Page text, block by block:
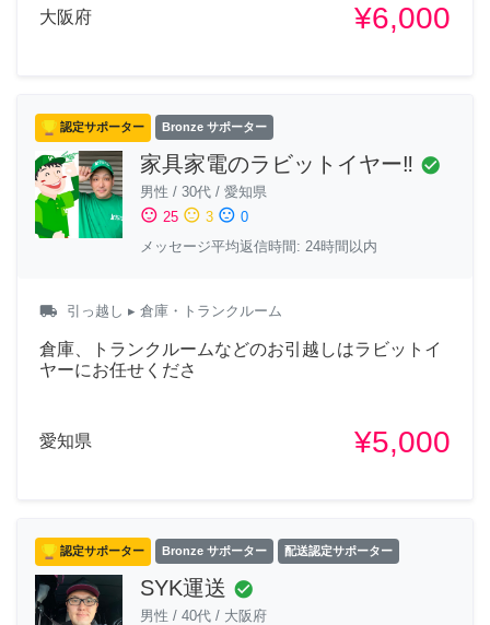
大阪府 ¥6,000
認定サポーター Bronze サポーター
家具家電のラビットイヤー‼️ check_circle
男性 / 30代 / 愛知県
sentiment_satisfied 25 sentiment_neutral 3 sentiment_dissatisfied 0
メッセージ平均返信時間: 24時間以内
local_shipping 引っ越し ▸ 倉庫・トランクルーム
倉庫、トランクルームなどのお引越しはラビットイ
ヤーにお任せくださ
愛知県 ¥5,000
認定サポーター Bronze サポーター 配送認定サポーター
SYK運送 check_circle
男性 / 40代 / 大阪府